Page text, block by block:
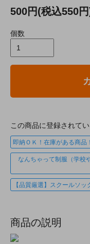
500円(税込550
個数
この商品に登録されて
即納ＯＫ！在庫がある商品
なんちゃって制服（学校
【品質厳選】スクールソッ
商品の説明